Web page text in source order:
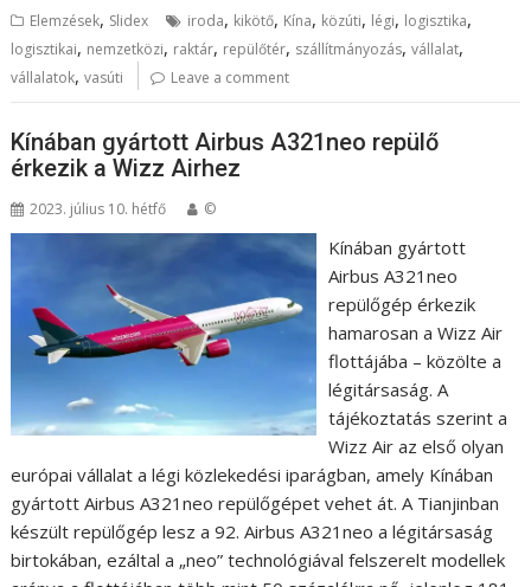
Elemzések, Slidex iroda, kikötő, Kína, közúti, légi, logisztika,
logisztikai, nemzetközi, raktár, repülőtér, szállítmányozás,vállalat,
vállalatok,vasúti Leave a comment
Kínában gyártott Airbus A321neo repülő
érkezik a Wizz Airhez
2023. július 10. hétfő ©
Kínában gyártott
Airbus A321neo
repülőgép érkezik
hamarosan a Wizz Air
flottájába – közölte a
légitársaság. A
tájékoztatás szerint a
Wizz Air az első olyan
európai vállalat a légi közlekedési iparágban, amely Kínában
gyártott Airbus A321neo repülőgépet vehet át. A Tianjinban
készült repülőgép lesz a 92. Airbus A321neo a légitársaság
birtokában, ezáltal a „neo” technológiával felszerelt modellek